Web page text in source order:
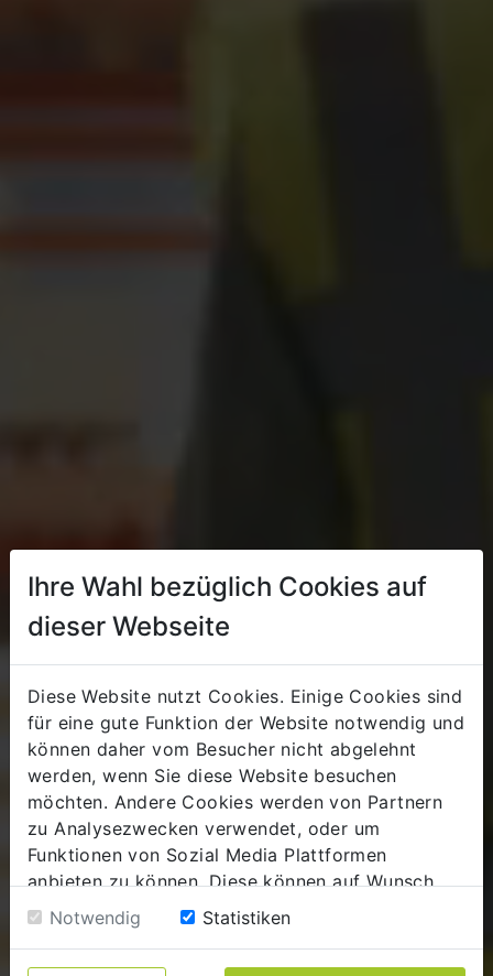
Digital
Transformation
To simplify your
business processes
Understanding correlations
Recognizing potential
Ihre Wahl bezüglich Cookies auf
dieser Webseite
Diese Website nutzt Cookies. Einige Cookies sind
für eine gute Funktion der Website notwendig und
können daher vom Besucher nicht abgelehnt
werden, wenn Sie diese Website besuchen
möchten. Andere Cookies werden von Partnern
zu Analysezwecken verwendet, oder um
Funktionen von Sozial Media Plattformen
anbieten zu können. Diese können auf Wunsch
abgelehnt werden. Sofern sie unsere Webseite
weiter nutzen, geben Sie Einwilligung zu unseren
Notwendig Statistiken